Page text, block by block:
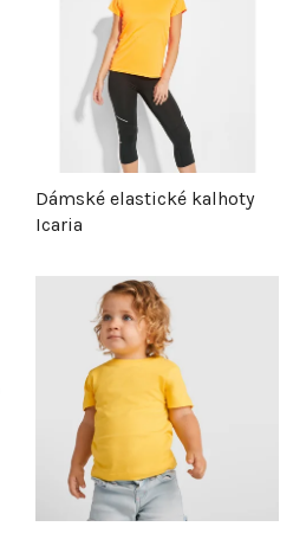
Dámské elastické kalhoty
Icaria